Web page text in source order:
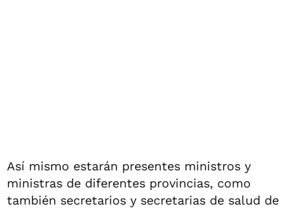
Así mismo estarán presentes ministros y
ministras de diferentes provincias, como
también secretarios y secretarias de salud de